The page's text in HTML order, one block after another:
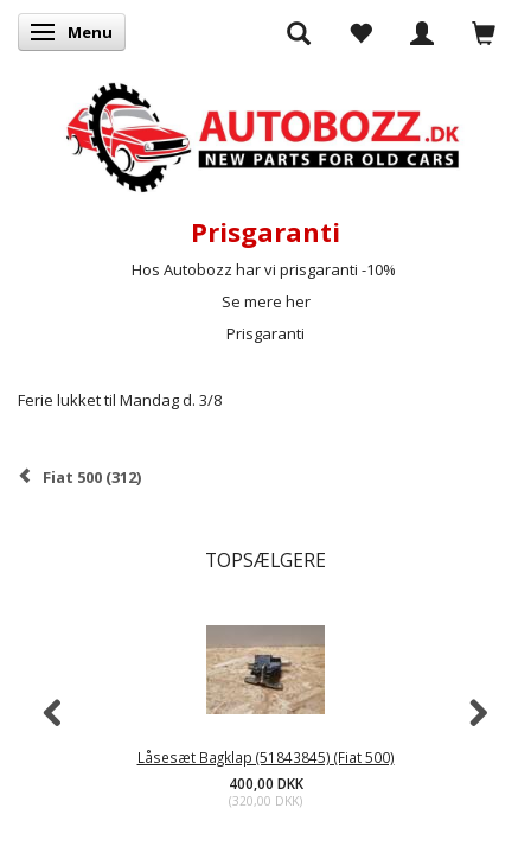
Skifte navigation
Menu
Prisgaranti
Hos Autobozz har vi prisgaranti -10%
Se mere her
Prisgaranti
Ferie lukket til Mandag d. 3/8
Fiat 500 (312)
TOPSÆLGERE
Låsesæt Bagklap (51843845) (Fiat 500)
400,00 DKK
(320,00 DKK)